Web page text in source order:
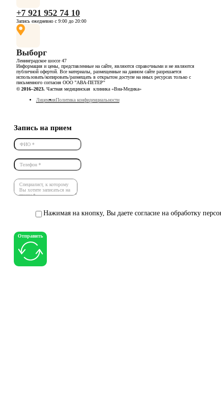
+7 921 952 74 10
Запись ежедневно с 9:00 до 20:00
Выборг
Ленинградское шоссе 47
Информация и цены, представленные на сайте, являются справочными и не являются
публичной офертой. Все материалы, размещенные на данном сайте разрешается
использовать/копировать/размещать в открытом доступе на иных ресурсах только с
письменного согласия ООО "АВА-ПЕТЕР"
© 2016–2023. Частная медицинская клиника «Виа-Медика»
ЛицензияПолитика конфиденциальности
Запись на прием
Нажимая на кнопку, Вы даете согласие на обработку
Отправить